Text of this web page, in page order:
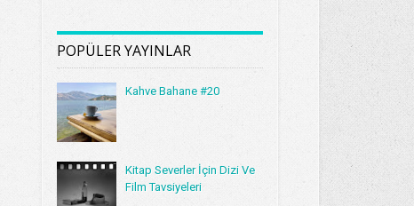
POPÜLER YAYINLAR
Kahve Bahane #20
Kitap Severler İçin Dizi Ve
Film Tavsiyeleri